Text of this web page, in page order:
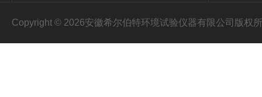
Copyright © 2026安徽希尔伯特环境试验仪器有限公司版